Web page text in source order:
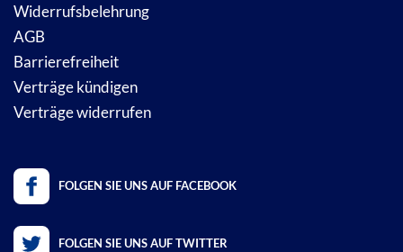
Widerrufsbelehrung
AGB
Barrierefreiheit
Verträge kündigen
Verträge widerrufen
FOLGEN SIE UNS AUF FACEBOOK
FOLGEN SIE UNS AUF TWITTER